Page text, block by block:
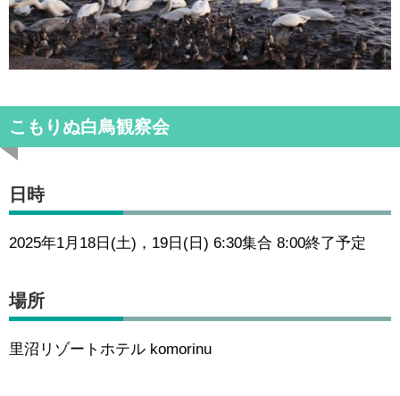
こもりぬ白鳥観察会
日時
2025年1月18日(土)，19日(日) 6:30集合 8:00終了予定
場所
里沼リゾートホテル komorinu